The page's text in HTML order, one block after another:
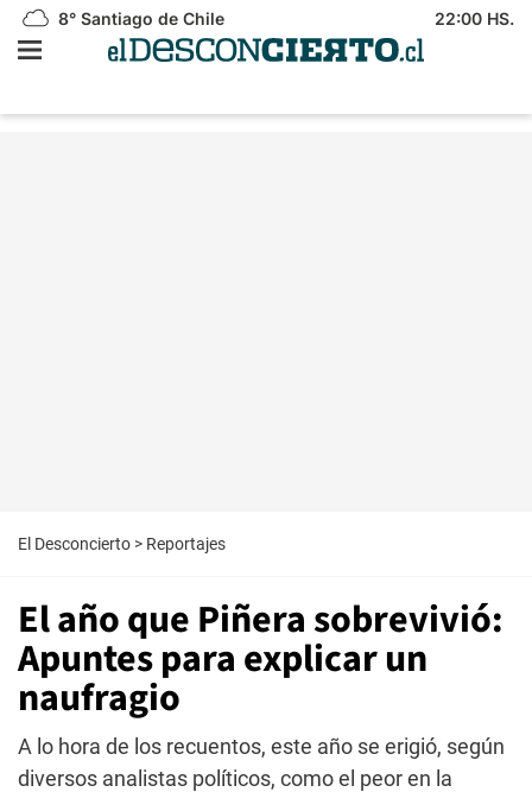
8° Santiago de Chile 22:00 HS.
El Desconcierto > Reportajes
El año que Piñera sobrevivió:
Apuntes para explicar un
naufragio
A lo hora de los recuentos, este año se erigió, según
diversos analistas políticos, como el peor en la